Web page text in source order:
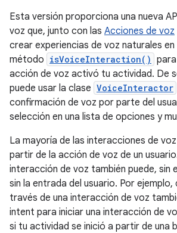
Esta versión proporciona una nueva
voz que, junto con las Acciones de voz
crear experiencias de voz naturales
método isVoiceInteraction()
acción de voz activó tu actividad. De
puede usar la clase VoiceInteractor
confirmación de voz por parte del
selección en una lista de opciones y
La mayoría de las interacciones de
partir de la acción de voz de un
interacción de voz también puede, sin
sin la entrada del usuario. Por
través de una interacción de voz
intent para iniciar una interacción de
si tu actividad se inició a partir de una